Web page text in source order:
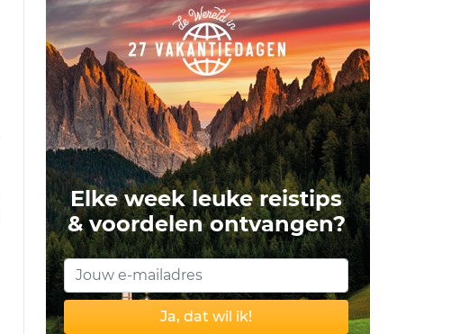
Elke week leuke reistips
& voordelen ontvangen?
Ja, dat wil ik!